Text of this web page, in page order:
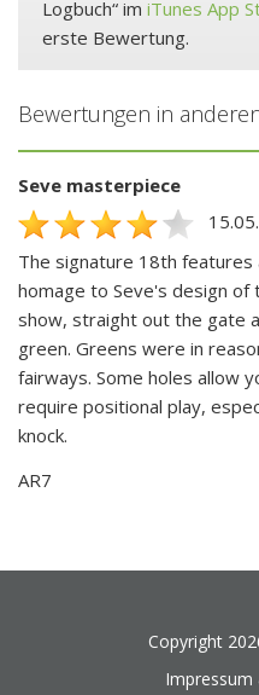
Logbuch“ im iTunes App
erste Bewertung.
Bewertungen in
Seve masterpiece
The signature 18th
homage to Seve's design of
show, straight out the gate
green. Greens were in
fairways. Some holes allow
require positional play,
knock.
AR7
Copyright